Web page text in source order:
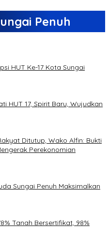
Penuh
HUT Ke-17 Kota Sungai
HUT 17, Spirit Baru, Wujudkan
Ditutup, Wako Alfin: Bukti
Perekonomian
Sungai Penuh Maksimalkan
Tanah Bersertifikat, 98%